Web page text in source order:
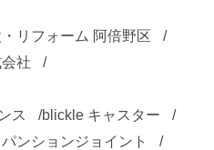
リフォーム 阿倍野区
社
ス
blickle キャスター
ンションジョイント